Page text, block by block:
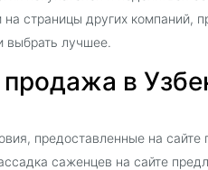
на страницы других компаний,
выбрать лучшее.
в
предоставленные на
саженцев на сайте